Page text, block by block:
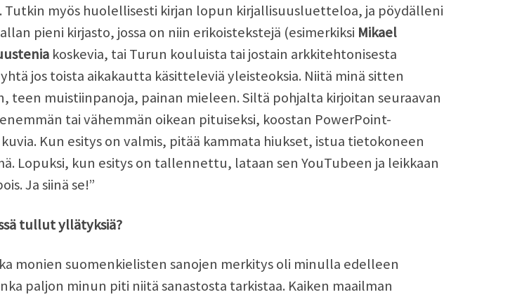
Tutkin myös huolellisesti kirjan lopun kirjallisuusluetteloa, ja pöydälleni
pieni kirjasto, jossa on niin erikoistekstejä (esimerkiksi Mikael
koskevia, tai Turun kouluista tai jostain arkkitehtonisesta
jos toista aikakautta käsitteleviä yleisteoksia. Niitä minä sitten
teen muistiinpanoja, painan mieleen. Siltä pohjalta kirjoitan seuraavan
tai vähemmän oikean pituiseksi, koostan PowerPoint-
Kun esitys on valmis, pitää kammata hiukset, istua tietokoneen
Lopuksi, kun esitys on tallennettu, lataan sen YouTubeen ja leikkaan
Ja siinä se!”
tullut yllätyksiä?
monien suomenkielisten sanojen merkitys oli minulla edelleen
paljon minun piti niitä sanastosta tarkistaa. Kaiken maailman